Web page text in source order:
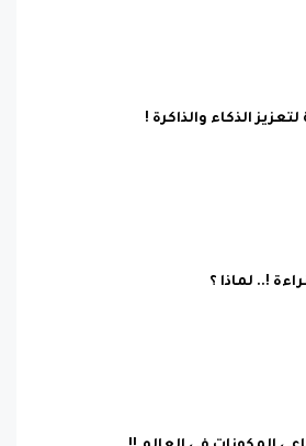
الذكاء والذاكرة !
!.. لماذا ؟
المكونات في العالم !!